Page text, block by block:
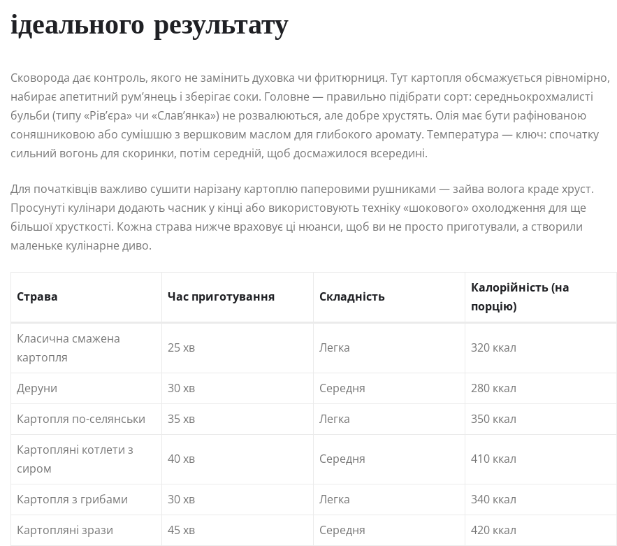
ідеального результату
Сковорода дає контроль, якого не замінить духовка чи фритюрниця. Тут картопля обсмажується рівномірно,
набирає апетитний рум’янець і зберігає соки. Головне — правильно підібрати сорт: середньокрохмалисті
бульби (типу «Рів’єра» чи «Слав’янка») не розвалюються, але добре хрустять. Олія має бути рафінованою
соняшниковою або сумішшю з вершковим маслом для глибокого аромату. Температура — ключ: спочатку
сильний вогонь для скоринки, потім середній, щоб досмажилося всередині.
Для початківців важливо сушити нарізану картоплю паперовими рушниками — зайва волога краде хруст.
Просунуті кулінари додають часник у кінці або використовують техніку «шокового» охолодження для ще
більшої хрусткості. Кожна страва нижче враховує ці нюанси, щоб ви не просто приготували, а створили
маленьке кулінарне диво.
Страва Час приготування Складність
Калорійність (на
порцію)
Класична смажена
картопля
25 хв Легка 320 ккал
Деруни 30 хв Середня
280 ккал
Картопля по-селянськи
35 хв Легка
350 ккал
Картопляні котлети з
сиром
40 хв Середня 410 ккал
Картопля з грибами 30 хв Легка
340 ккал
Картопляні зрази
45 хв Середня
420 ккал